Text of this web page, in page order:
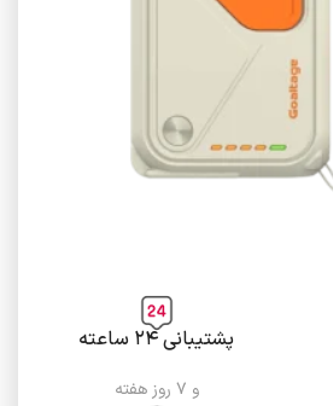
پشتیبانی ۲۴ ساعته
و ۷ روز هفته